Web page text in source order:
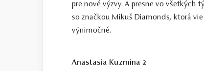
pre nové výzvy. A presne vo všetkých
so značkou Mikuš Diamonds, ktorá
výnimočné.
Anastasia Kuzmina 2